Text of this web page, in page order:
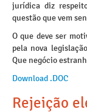
jurídica diz
questão que vem
O que deve ser
pela nova
Que negócio
Download .DOC
Rejeição